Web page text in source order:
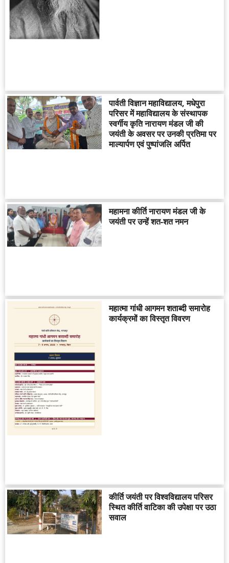
पार्वती विज्ञान महाविद्यालय, मधेपुरा
परिसर में महाविद्यालय के संस्थापक
स्वर्गीय कृति नारायण मंडल जी की
जयंती के अवसर पर उनकी प्रतिमा पर
माल्यार्पण एवं पुष्पांजलि अर्पित
महामना कीर्ति नारायण मंडल जी के
जयंती पर उन्हें शत-शत नमन
महात्मा गांधी आगमन शताब्दी समारोह
कार्यक्रमों का विस्तृत विवरण
कीर्ति जयंती पर विश्वविद्यालय परिसर
स्थित कीर्ति वाटिका की उपेक्षा पर उठा
सवाल